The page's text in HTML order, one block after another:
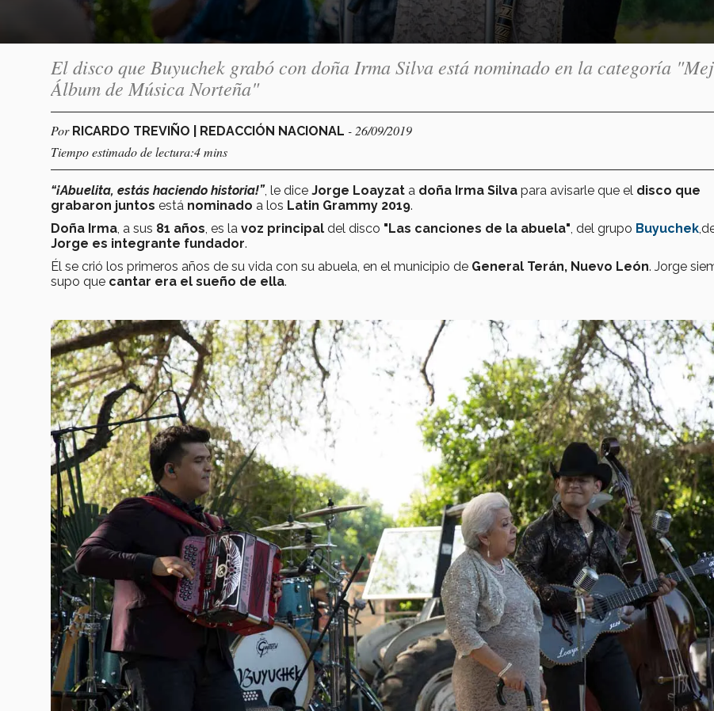
El disco que Buyuchek grabó con doña Irma Silva está nominado en la categoría
Álbum de Música Norteña"
Por RICARDO TREVIÑO | REDACCIÓN NACIONAL - 26/09/2019
Tiempo estimado de lectura:4 mins
“¡Abuelita, estás haciendo historia!”, le dice Jorge Loayzat a doña Irma Silva para avisarle que el disco que
grabaron juntos está nominado a los Latin Grammy 2019.
Doña Irma , a sus 81 años , es la voz principal del disco "Las canciones de la abuela" , del grupo Buyuchek
Jorge es integrante fundador.
Él se crió los primeros años de su vida con su abuela, en el municipio de General Terán, Nuevo León. Jorge
supo que cantar era el sueño de ella.